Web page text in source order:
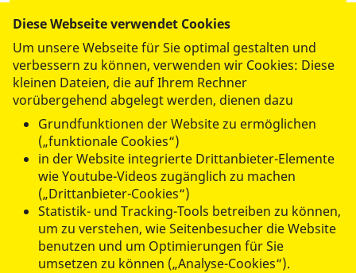
ASB-Schulen Bayern gGmbH
Tel.:09123 9754-0
Fax: 09123 9754-210
information@asb-schulen.de
Eichenhainstraße 30
91207 Lauf an der Pegnitz
Diese Webseite verwendet Cookies
Um unsere Webseite für Sie optimal gestalten und
verbessern zu können, verwenden wir Cookies: Diese
kleinen Dateien, die auf Ihrem Rechner
vorübergehend abgelegt werden, dienen dazu
Grundfunktionen der Website zu ermöglichen
(„funktionale Cookies“)
in der Website integrierte Drittanbieter-Elemente
wie Youtube-Videos zugänglich zu machen
(„Drittanbieter-Cookies“)
Statistik- und Tracking-Tools betreiben zu können,
um zu verstehen, wie Seitenbesucher die Website
benutzen und um Optimierungen für Sie
umsetzen zu können („Analyse-Cookies“).